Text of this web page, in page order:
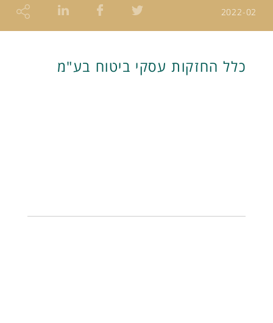
2022-02
כלל החזקות עסקי ביטוח בע"מ